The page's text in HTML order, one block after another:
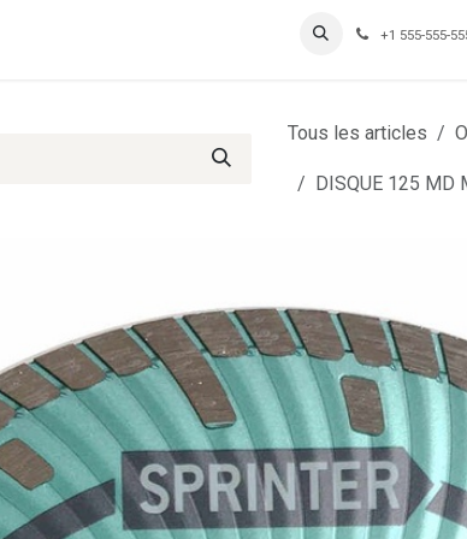
Inscription Clients professionnels+1 555-555-
Tous les articles
DISQUE 125 MD